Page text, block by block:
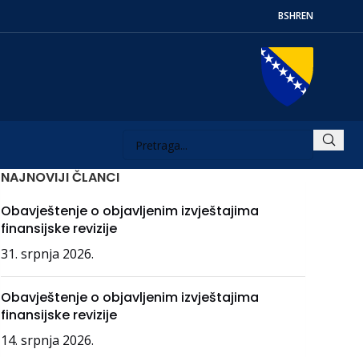
BSHREN
NAJNOVIJI ČLANCI
Obavještenje o objavljenim izvještajima
finansijske revizije
31. srpnja 2026.
Obavještenje o objavljenim izvještajima
finansijske revizije
14. srpnja 2026.